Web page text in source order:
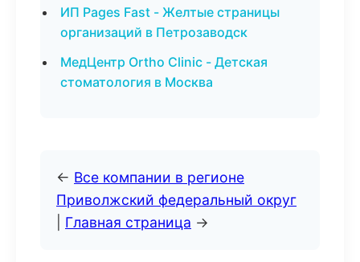
ИП Pages Fast - Желтые страницы
организаций в Петрозаводск
МедЦентр Ortho Clinic - Детская
стоматология в Москва
← Все компании в регионе
Приволжский федеральный округ
Главная страница →